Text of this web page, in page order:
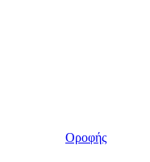
Οροφής